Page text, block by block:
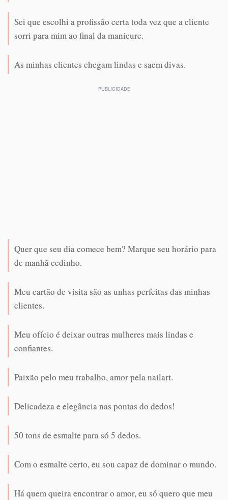
Sei que escolhi a profissão certa toda vez que a cliente
sorri para mim ao final da manicure.
As minhas clientes chegam lindas e saem divas.
Quer que seu dia comece bem? Marque seu horário para
de manhã cedinho.
Meu cartão de visita são as unhas perfeitas das minhas
clientes.
Meu ofício é deixar outras mulheres mais lindas e
confiantes.
Paixão pelo meu trabalho, amor pela nailart.
Delicadeza e elegância nas pontas do dedos!
50 tons de esmalte para só 5 dedos.
Com o esmalte certo, eu sou capaz de dominar o mundo.
Há quem queira encontrar o amor, eu só quero que meu